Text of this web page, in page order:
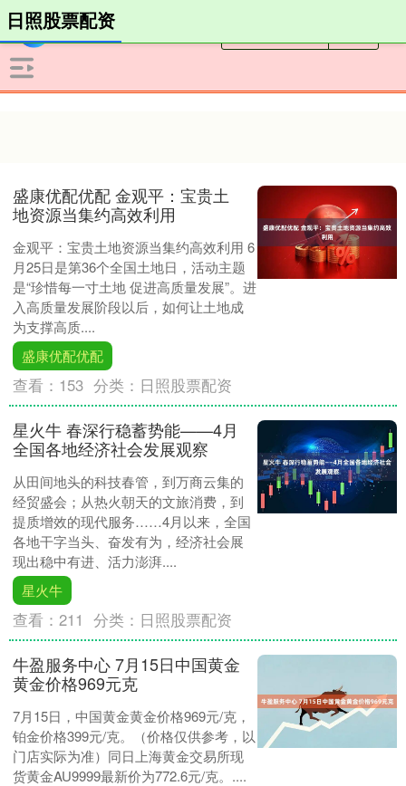
日照股票配资
盛康优配优配 金观平：宝贵土
地资源当集约高效利用
金观平：宝贵土地资源当集约高效利用 6
月25日是第36个全国土地日，活动主题
是“珍惜每一寸土地 促进高质量发展”。进
入高质量发展阶段以后，如何让土地成
为支撑高质....
盛康优配优配
查看： 153 分类： 日照股票配资
星火牛 春深行稳蓄势能——4月
全国各地经济社会发展观察
从田间地头的科技春管，到万商云集的
经贸盛会；从热火朝天的文旅消费，到
提质增效的现代服务……4月以来，全国
各地干字当头、奋发有为，经济社会展
现出稳中有进、活力澎湃....
星火牛
查看：211 分类： 日照股票配资
牛盈服务中心 7月15日中国黄金
黄金价格969元克
7月15日，中国黄金黄金价格969元/克，
铂金价格399元/克。（价格仅供参考，以
门店实际为准）同日上海黄金交易所现
货黄金AU9999最新价为772.6元/克。....